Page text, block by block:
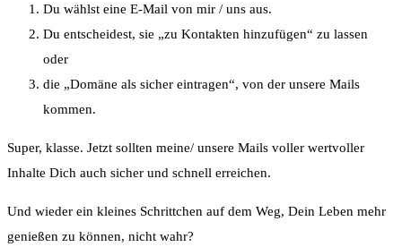
Du wählst eine E-Mail von mir / uns aus.
Du entscheidest, sie „zu Kontakten hinzufügen“ zu lassen
oder
die „Domäne als sicher eintragen“, von der unsere Mails
kommen.
Super, klasse. Jetzt sollten meine/ unsere Mails voller wertvoller
Inhalte Dich auch sicher und schnell erreichen.
Und wieder ein kleines Schrittchen auf dem Weg, Dein Leben mehr
genießen zu können, nicht wahr?